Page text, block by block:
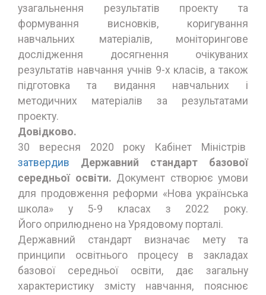
узагальнення результатів проекту та
формування висновків, коригування
навчальних матеріалів, моніторингове
дослідження досягнення очікуваних
результатів навчання учнів 9-х класів, а також
підготовка та видання навчальних і
методичних матеріалів за результатами
проекту.
Довідково.
30 вересня 2020 року Кабінет Міністрів
затвердив
Державний стандарт базової
середньої освіти. Документ створює умови
для продовження реформи «Нова українська
школа» у 5-9 класах з 2022 року.
Його оприлюднено на Урядовому порталі.
Державний стандарт визначає мету та
принципи освітнього процесу в закладах
базової середньої освіти, дає загальну
характеристику змісту навчання, пояснює